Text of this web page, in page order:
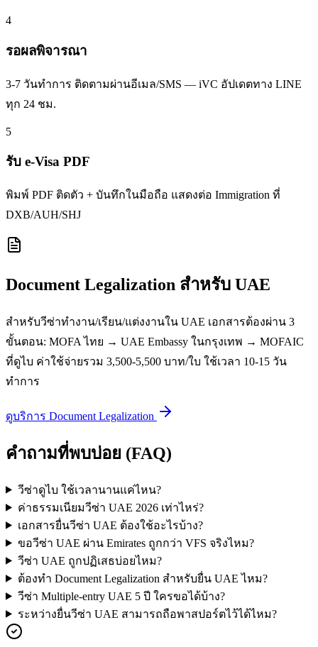
4
รอผลพิจารณา
3-7 วันทำการ ติดตามผ่านอีเมล/SMS — iVC อัปเดตทาง LINE
ทุก 24 ชม.
5
รับ e-Visa PDF
พิมพ์ PDF ติดตัว + บันทึกในมือถือ แสดงต่อ Immigration ที่
DXB/AUH/SHJ
Document Legalization สำหรับ UAE
สำหรับวีซ่าทำงาน/เรียน/แต่งงานใน UAE เอกสารต้องผ่าน 3
ขั้นตอน: MOFA ไทย → UAE Embassy ในกรุงเทพ → MOFAIC
ที่ดูไบ ค่าใช้จ่ายรวม 3,500-5,500 บาท/ใบ ใช้เวลา 10-15 วัน
ทำการ
ดูบริการ Document Legalization
คำถามที่พบบ่อย (FAQ)
วีซ่าดูไบ ใช้เวลานานแค่ไหน?
ค่าธรรมเนียมวีซ่า UAE 2026 เท่าไหร่?
เอกสารยื่นวีซ่า UAE ต้องใช้อะไรบ้าง?
ขอวีซ่า UAE ผ่าน Emirates ถูกกว่า VFS จริงไหม?
วีซ่า UAE ถูกปฏิเสธบ่อยไหม?
ต้องทำ Document Legalization สำหรับยื่น UAE ไหม?
วีซ่า Multiple-entry UAE 5 ปี ใครขอได้บ้าง?
ระหว่างยื่นวีซ่า UAE สามารถถือพาสปอร์ตไว้ได้ไหม?